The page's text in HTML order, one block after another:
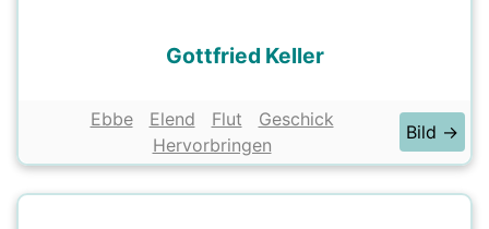
Gottfried Keller
Ebbe Elend Flut
Geschick
Hervorbringen
Bild →